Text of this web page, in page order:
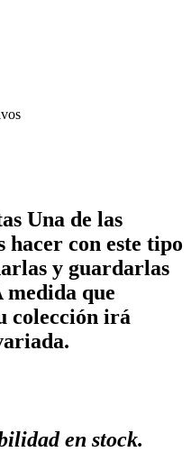
Una de las
hacer con este tipo
y guardarlas
medida que
colección irá
en stock.